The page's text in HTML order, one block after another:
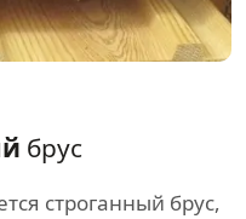
брус
строганный брус,